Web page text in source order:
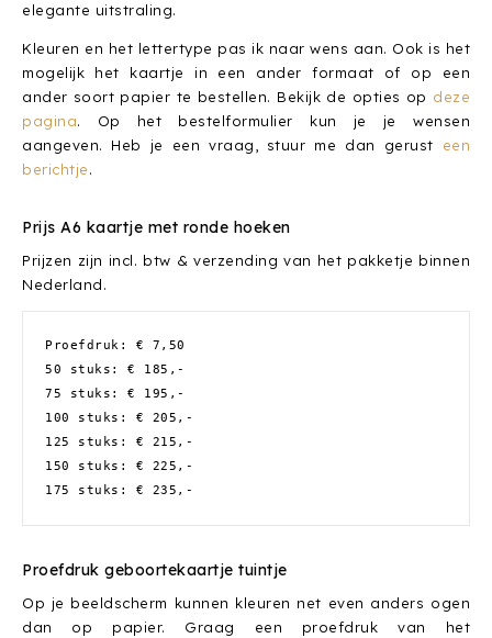
elegante uitstraling.
Kleuren en het lettertype pas ik naar wens aan. Ook is het
mogelijk het kaartje in een ander formaat of op een
ander soort papier te bestellen. Bekijk de opties op deze
pagina. Op het bestelformulier kun je je wensen
aangeven. Heb je een vraag, stuur me dan gerust een
berichtje.
Prijs A6 kaartje met ronde hoeken
Prijzen zijn incl. btw & verzending van het pakketje binnen
Nederland.
Proefdruk: € 7,50
50 stuks: € 185,-
75 stuks: € 195,-
100 stuks: € 205,-
125 stuks: € 215,-
150 stuks: € 225,-
175 stuks: € 235,-
Proefdruk geboortekaartje tuintje
Op je beeldscherm kunnen kleuren net even anders ogen
dan op papier. Graag een proefdruk van het